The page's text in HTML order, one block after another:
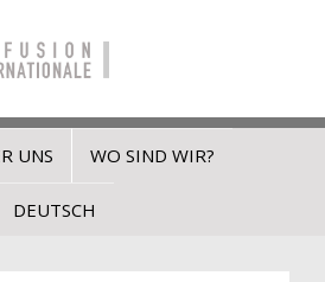
UNS WO SIND WIR?
DEUTSCH